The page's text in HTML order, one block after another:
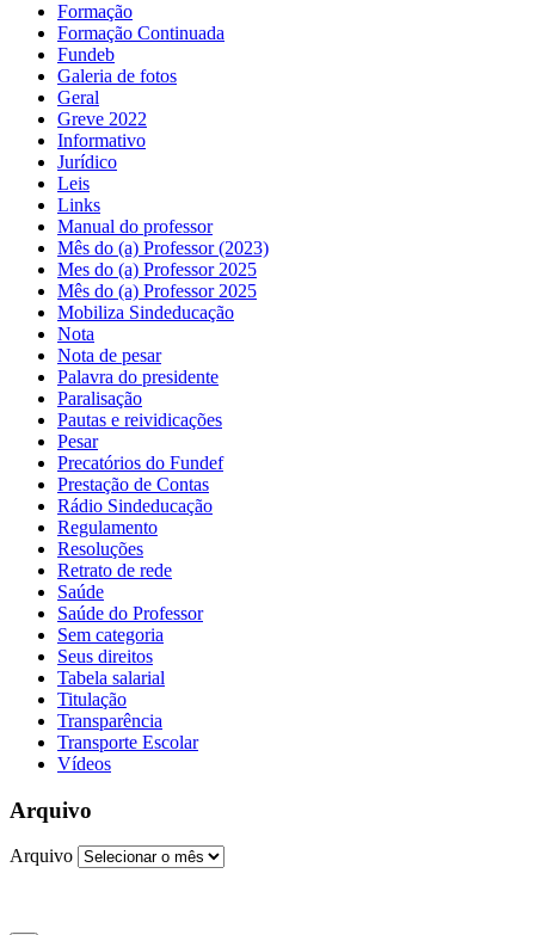
Formação
Formação Continuada
Fundeb
Galeria de fotos
Geral
Greve 2022
Informativo
Jurídico
Leis
Links
Manual do professor
Mês do (a) Professor (2023)
Mes do (a) Professor 2025
Mês do (a) Professor 2025
Mobiliza Sindeducação
Nota
Nota de pesar
Palavra do presidente
Paralisação
Pautas e reividicações
Pesar
Precatórios do Fundef
Prestação de Contas
Rádio Sindeducação
Regulamento
Resoluções
Retrato de rede
Saúde
Saúde do Professor
Sem categoria
Seus direitos
Tabela salarial
Titulação
Transparência
Transporte Escolar
Vídeos
Arquivo
Arquivo